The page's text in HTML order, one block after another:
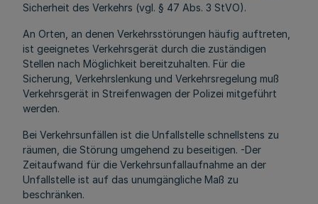
Sicherheit des Verkehrs (vgl. § 47 Abs. 3 StVO).
An Orten, an denen Verkehrsstörungen häufig auftreten,
ist geeignetes Verkehrsgerät durch die zuständigen
Stellen nach Möglichkeit bereitzuhalten. Für die
Sicherung, Verkehrslenkung und Verkehrsregelung muß
Verkehrsgerät in Streifenwagen der Polizei mitgeführt
werden.
Bei Verkehrsunfällen ist die Unfallstelle schnellstens zu
räumen, die Störung umgehend zu beseitigen. -Der
Zeitaufwand für die Verkehrsunfallaufnahme an der
Unfallstelle ist auf das unumgängliche Maß zu
beschränken.